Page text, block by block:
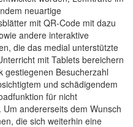
neuartige
mit QR-Code mit dazu
andere interaktive
die das medial unterstützte
mit Tablets bereichern
gestiegenen Besucherzahl
und schädigendem
für nicht
andererseits dem Wunsch
die sich weiterhin eine